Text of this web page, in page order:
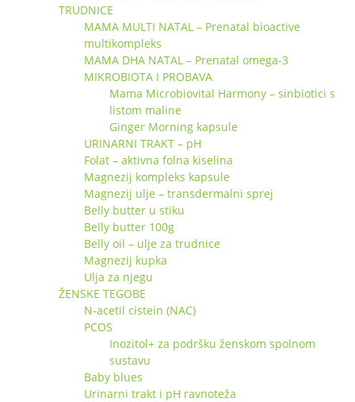
TRUDNICE
MAMA MULTI NATAL – Prenatal bioactive
multikompleks
MAMA DHA NATAL – Prenatal omega-3
MIKROBIOTA I PROBAVA
Mama Microbiovital Harmony – sinbiotici s
listom maline
Ginger Morning kapsule
URINARNI TRAKT – pH
Folat – aktivna folna kiselina
Magnezij kompleks kapsule
Magnezij ulje – transdermalni sprej
Belly butter u stiku
Belly butter 100g
Belly oil – ulje za trudnice
Magnezij kupka
Ulja za njegu
ŽENSKE TEGOBE
N-acetil cistein (NAC)
PCOS
Inozitol+ za podršku ženskom spolnom
sustavu
Baby blues
Urinarni trakt i pH ravnoteža